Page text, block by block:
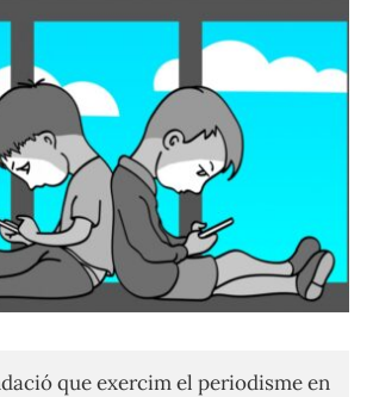
que exercim el periodisme en